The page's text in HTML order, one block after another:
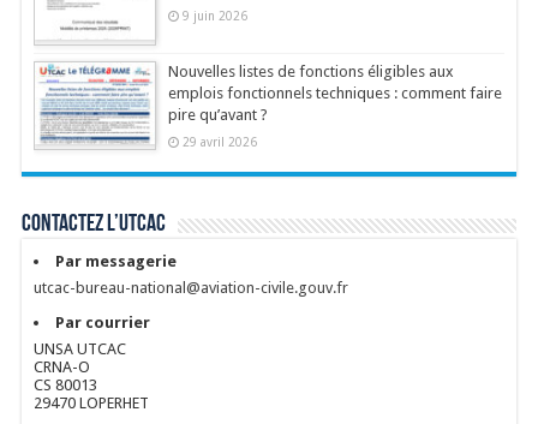
9 juin 2026
Nouvelles listes de fonctions éligibles aux
emplois fonctionnels techniques : comment faire
pire qu’avant ?
29 avril 2026
Contactez l’UTCAC
Par messagerie
utcac-bureau-national@aviation-civile.gouv.fr
Par courrier
UNSA UTCAC
CRNA-O
CS 80013
29470 LOPERHET